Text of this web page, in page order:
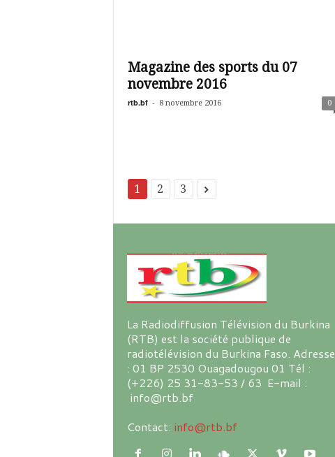
Magazine des sports du 07
novembre 2016
rtb.bf - 8 novembre 2016 0
1 2 3
La Radiodiffusion Télévision du Burkina
(RTB) est la société publique de
radiotélévision du Burkina Faso. Adresse
: 01 BP 2530 Ouagadougou 01 Tél :
(+226) 25 31-83-53 / 63 E-mail :
info@rtb.bf
Contact: info@rtb.bf